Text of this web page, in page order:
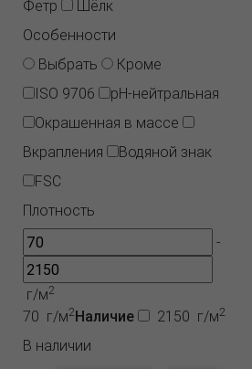
Фетр
Шёлк
Особенности
Выбрать
Кроме
ISO 9706
pH-нейтральная
Окрашенная в массе
Вкрапления
Водяной знак
FSC
Плотность
-
г/м2
2150 г/м2
70 г/м2Наличие
В наличии